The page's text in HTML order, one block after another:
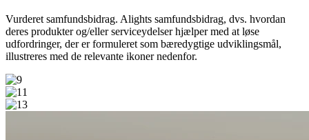
Vurderet samfundsbidrag. Alights samfundsbidrag, dvs. hvordan
deres produkter og/eller serviceydelser hjælper med at løse
udfordringer, der er formuleret som bæredygtige udviklingsmål,
illustreres med de relevante ikoner nedenfor.